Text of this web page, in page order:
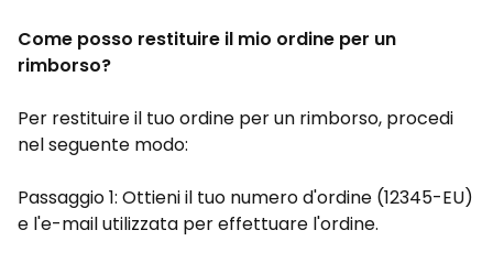
Come posso restituire il mio ordine per un
rimborso?
Per restituire il tuo ordine per un rimborso, procedi
nel seguente modo:
Passaggio 1: Ottieni il tuo numero d'ordine (12345-EU)
e l'e-mail utilizzata per effettuare l'ordine.